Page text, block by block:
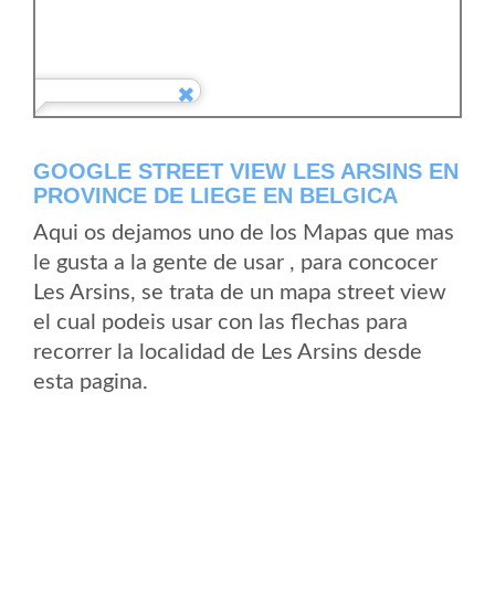
GOOGLE STREET VIEW LES ARSINS EN
PROVINCE DE LIEGE EN BELGICA
Aqui os dejamos uno de los Mapas que mas
le gusta a la gente de usar , para concocer
Les Arsins, se trata de un mapa street view
el cual podeis usar con las flechas para
recorrer la localidad de Les Arsins desde
esta pagina.